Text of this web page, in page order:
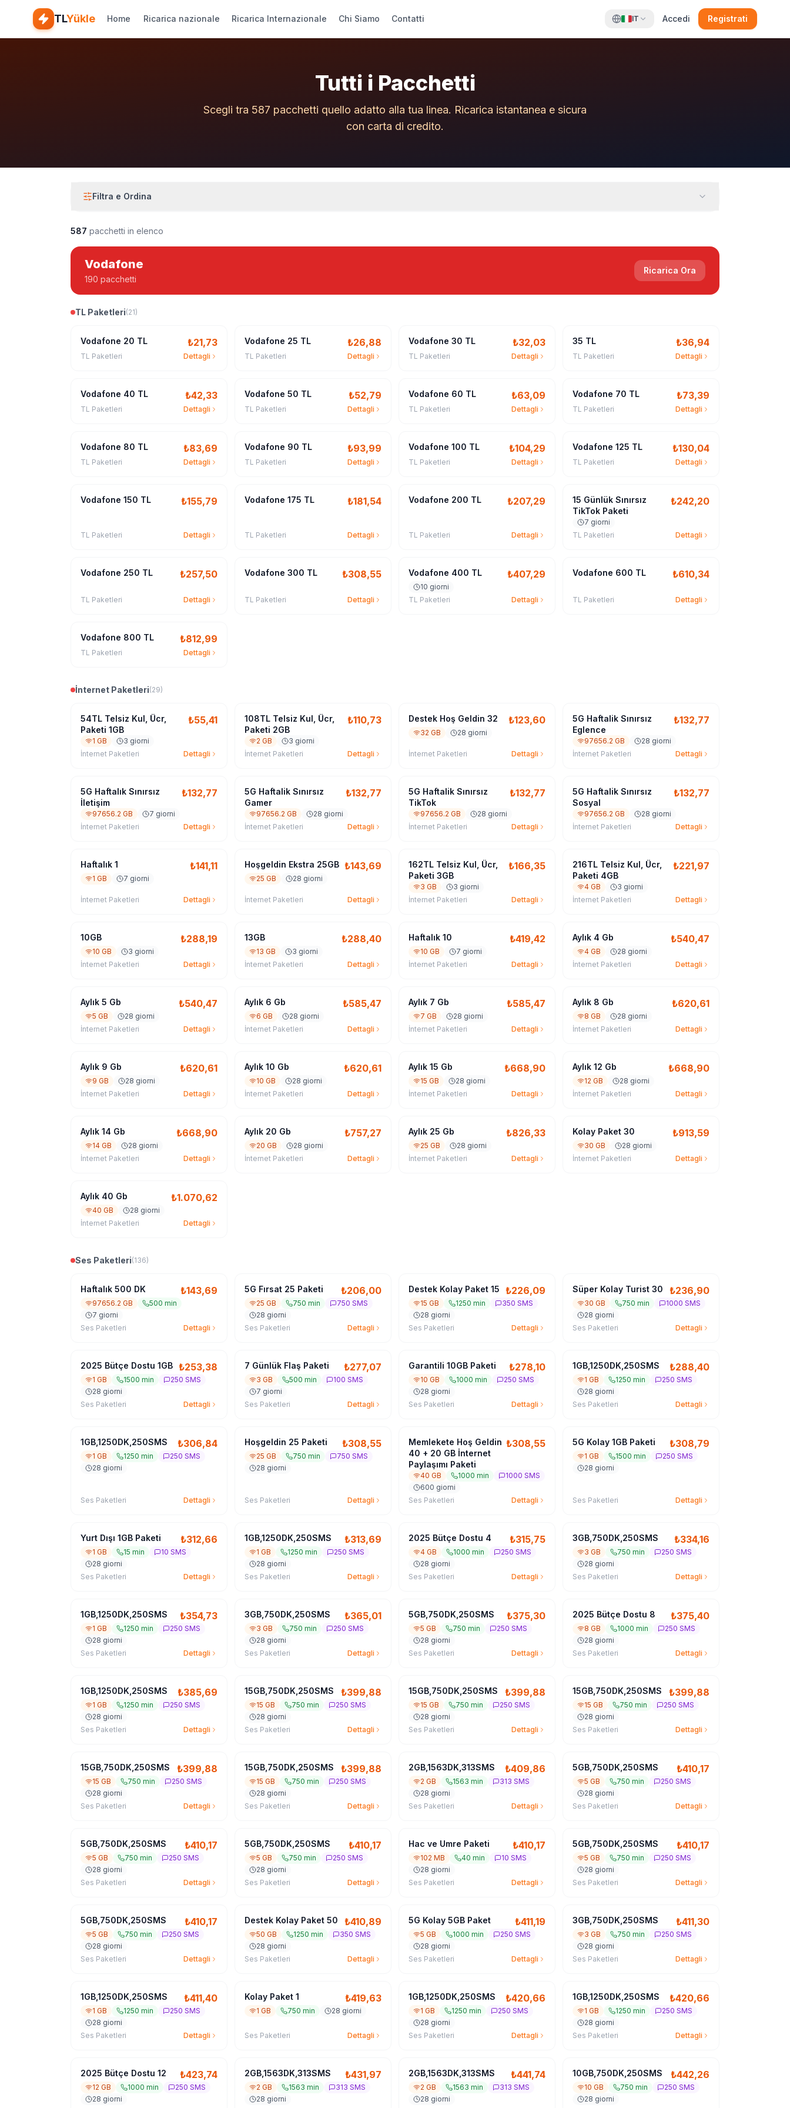
TLYükle Home Ricarica nazionale Ricarica Internazionale Chi Siamo Contatti IT Accedi Registrati
Tutti i Pacchetti
Scegli tra 587 pacchetti quello adatto alla tua linea. Ricarica istantanea e sicura
con carta di credito.
Filtra e Ordina
587 pacchetti in elenco
Vodafone
190 pacchetti
Ricarica Ora
TL Paketleri(21)
Vodafone 20 TL ₺21,73
TL Paketleri Dettagli
Vodafone 25 TL ₺26,88
TL Paketleri Dettagli
Vodafone 30 TL ₺32,03
TL Paketleri Dettagli
35 TL ₺36,94
TL Paketleri Dettagli
Vodafone 40 TL ₺42,33
TL Paketleri Dettagli
Vodafone 50 TL ₺52,79
TL Paketleri Dettagli
Vodafone 60 TL ₺63,09
TL Paketleri Dettagli
Vodafone 70 TL ₺73,39
TL Paketleri Dettagli
Vodafone 80 TL ₺83,69
TL Paketleri Dettagli
Vodafone 90 TL ₺93,99
TL Paketleri Dettagli
Vodafone 100 TL ₺104,29
TL Paketleri Dettagli
Vodafone 125 TL ₺130,04
TL Paketleri Dettagli
Vodafone 150 TL ₺155,79
TL Paketleri Dettagli
Vodafone 175 TL ₺181,54
TL Paketleri Dettagli
Vodafone 200 TL ₺207,29
TL Paketleri Dettagli
15 Günlük Sınırsız
TikTok Paketi
₺242,20
7 giorni
TL Paketleri
Dettagli
Vodafone 250 TL ₺257,50
TL Paketleri Dettagli
Vodafone 300 TL ₺308,55
TL Paketleri Dettagli
Vodafone 400 TL ₺407,29
10 giorni
TL Paketleri
Dettagli
Vodafone 600 TL ₺610,34
TL Paketleri Dettagli
Vodafone 800 TL ₺812,99
TL Paketleri Dettagli
İnternet Paketleri(29)
54TL Telsiz Kul, Ücr,
Paketi 1GB
₺55,41
1 GB
3 giorni
İnternet Paketleri
Dettagli
108TL Telsiz Kul, Ücr,
Paketi 2GB
₺110,73
2 GB
3 giorni
İnternet Paketleri
Dettagli
Destek Hoş Geldin 32 ₺123,60
32 GB 28 giorni
İnternet Paketleri Dettagli
5G Haftalik Sınırsız
Eglence
₺132,77
97656.2 GB
28 giorni
İnternet Paketleri
Dettagli
5G Haftalık Sınırsız
İletişim
₺132,77
97656.2 GB
7 giorni
İnternet Paketleri
Dettagli
5G Haftalik Sınırsız
Gamer
₺132,77
97656.2 GB
28 giorni
İnternet Paketleri
Dettagli
5G Haftalik Sınırsız
TikTok
₺132,77
97656.2 GB
28 giorni
İnternet Paketleri
Dettagli
5G Haftalik Sınırsız
Sosyal
₺132,77
97656.2 GB
28 giorni
İnternet Paketleri
Dettagli
Haftalık 1 ₺141,11
1 GB 7 giorni
İnternet Paketleri Dettagli
Hoşgeldin Ekstra 25GB ₺143,69
25 GB 28 giorni
İnternet Paketleri Dettagli
162TL Telsiz Kul, Ücr,
Paketi 3GB
₺166,35
3 GB
3 giorni
İnternet Paketleri
Dettagli
216TL Telsiz Kul, Ücr,
Paketi 4GB
₺221,97
4 GB
3 giorni
İnternet Paketleri
Dettagli
10GB ₺288,19
10 GB
3 giorni
İnternet Paketleri
Dettagli
13GB ₺288,40
13 GB
3 giorni
İnternet Paketleri
Dettagli
Haftalık 10 ₺419,42
10 GB
7 giorni
İnternet Paketleri
Dettagli
Aylık 4 Gb ₺540,47
4 GB
28 giorni
İnternet Paketleri
Dettagli
Aylık 5 Gb ₺540,47
5 GB
28 giorni
İnternet Paketleri
Dettagli
Aylık 6 Gb ₺585,47
6 GB
28 giorni
İnternet Paketleri
Dettagli
Aylık 7 Gb ₺585,47
7 GB
28 giorni
İnternet Paketleri
Dettagli
Aylık 8 Gb ₺620,61
8 GB
28 giorni
İnternet Paketleri
Dettagli
Aylık 9 Gb ₺620,61
9 GB
28 giorni
İnternet Paketleri
Dettagli
Aylık 10 Gb ₺620,61
10 GB
28 giorni
İnternet Paketleri
Dettagli
Aylık 15 Gb ₺668,90
15 GB
28 giorni
İnternet Paketleri
Dettagli
Aylık 12 Gb ₺668,90
12 GB
28 giorni
İnternet Paketleri
Dettagli
Aylık 14 Gb ₺668,90
14 GB
28 giorni
İnternet Paketleri
Dettagli
Aylık 20 Gb ₺757,27
20 GB
28 giorni
İnternet Paketleri
Dettagli
Aylık 25 Gb ₺826,33
25 GB
28 giorni
İnternet Paketleri
Dettagli
Kolay Paket 30 ₺913,59
30 GB
28 giorni
İnternet Paketleri
Dettagli
Aylık 40 Gb ₺1.070,62
40 GB
28 giorni
İnternet Paketleri
Dettagli
Ses Paketleri(136)
Haftalık 500 DK ₺143,69
97656.2 GB
500 min
7 giorni
Ses Paketleri
Dettagli
5G Fırsat 25 Paketi ₺206,00
25 GB 750 min
750 SMS
28 giorni
Ses Paketleri
Dettagli
Destek Kolay Paket 15 ₺226,09
15 GB 1250 min
350 SMS
28 giorni
Ses Paketleri
Dettagli
Süper Kolay Turist 30 ₺236,90
30 GB 750 min
1000 SMS
28 giorni
Ses Paketleri
Dettagli
2025 Bütçe Dostu 1GB ₺253,38
1 GB 1500 min
250 SMS
28 giorni
Ses Paketleri
Dettagli
7 Günlük Flaş Paketi ₺277,07
3 GB 500 min
100 SMS
7 giorni
Ses Paketleri
Dettagli
Garantili 10GB Paketi ₺278,10
10 GB 1000 min
250 SMS
28 giorni
Ses Paketleri
Dettagli
1GB,1250DK,250SMS ₺288,40
1 GB 1250 min
250 SMS
28 giorni
Ses Paketleri
Dettagli
1GB,1250DK,250SMS ₺306,84
1 GB 1250 min
250 SMS
28 giorni
Ses Paketleri Dettagli
Hoşgeldin 25 Paketi ₺308,55
25 GB 750 min
750 SMS
28 giorni
Ses Paketleri Dettagli
Memlekete Hoş Geldin
40 + 20 GB İnternet
Paylaşımı Paketi
₺308,55
40 GB 1000 min
1000 SMS
600 giorni
Ses Paketleri
Dettagli
5G Kolay 1GB Paketi ₺308,79
1 GB 1500 min
250 SMS
28 giorni
Ses Paketleri Dettagli
Yurt Dışı 1GB Paketi ₺312,66
1 GB 15 min
10 SMS
28 giorni
Ses Paketleri
Dettagli
1GB,1250DK,250SMS ₺313,69
1 GB 1250 min
250 SMS
28 giorni
Ses Paketleri
Dettagli
2025 Bütçe Dostu 4 ₺315,75
4 GB 1000 min
250 SMS
28 giorni
Ses Paketleri
Dettagli
3GB,750DK,250SMS ₺334,16
3 GB 750 min
250 SMS
28 giorni
Ses Paketleri
Dettagli
1GB,1250DK,250SMS ₺354,73
1 GB 1250 min
250 SMS
28 giorni
Ses Paketleri
Dettagli
3GB,750DK,250SMS ₺365,01
3 GB 750 min
250 SMS
28 giorni
Ses Paketleri
Dettagli
5GB,750DK,250SMS ₺375,30
5 GB 750 min
250 SMS
28 giorni
Ses Paketleri
Dettagli
2025 Bütçe Dostu 8 ₺375,40
8 GB 1000 min
250 SMS
28 giorni
Ses Paketleri
Dettagli
1GB,1250DK,250SMS ₺385,69
1 GB 1250 min
250 SMS
28 giorni
Ses Paketleri
Dettagli
15GB,750DK,250SMS ₺399,88
15 GB 750 min
250 SMS
28 giorni
Ses Paketleri
Dettagli
15GB,750DK,250SMS ₺399,88
15 GB 750 min
250 SMS
28 giorni
Ses Paketleri
Dettagli
15GB,750DK,250SMS ₺399,88
15 GB 750 min
250 SMS
28 giorni
Ses Paketleri
Dettagli
15GB,750DK,250SMS ₺399,88
15 GB 750 min
250 SMS
28 giorni
Ses Paketleri
Dettagli
15GB,750DK,250SMS ₺399,88
15 GB 750 min
250 SMS
28 giorni
Ses Paketleri
Dettagli
2GB,1563DK,313SMS ₺409,86
2 GB 1563 min
313 SMS
28 giorni
Ses Paketleri
Dettagli
5GB,750DK,250SMS ₺410,17
5 GB 750 min
250 SMS
28 giorni
Ses Paketleri
Dettagli
5GB,750DK,250SMS ₺410,17
5 GB 750 min
250 SMS
28 giorni
Ses Paketleri
Dettagli
5GB,750DK,250SMS ₺410,17
5 GB 750 min
250 SMS
28 giorni
Ses Paketleri
Dettagli
Hac ve Umre Paketi ₺410,17
102 MB 40 min
10 SMS
28 giorni
Ses Paketleri
Dettagli
5GB,750DK,250SMS ₺410,17
5 GB 750 min
250 SMS
28 giorni
Ses Paketleri
Dettagli
5GB,750DK,250SMS ₺410,17
5 GB 750 min
250 SMS
28 giorni
Ses Paketleri
Dettagli
Destek Kolay Paket 50 ₺410,89
50 GB 1250 min
350 SMS
28 giorni
Ses Paketleri
Dettagli
5G Kolay 5GB Paket ₺411,19
5 GB 1000 min
250 SMS
28 giorni
Ses Paketleri
Dettagli
3GB,750DK,250SMS ₺411,30
3 GB 750 min
250 SMS
28 giorni
Ses Paketleri
Dettagli
1GB,1250DK,250SMS ₺411,40
1 GB 1250 min
250 SMS
28 giorni
Ses Paketleri
Dettagli
Kolay Paket 1 ₺419,63
1 GB 750 min 28 giorni
Ses Paketleri Dettagli
1GB,1250DK,250SMS ₺420,66
1 GB 1250 min
250 SMS
28 giorni
Ses Paketleri
Dettagli
1GB,1250DK,250SMS ₺420,66
1 GB 1250 min
250 SMS
28 giorni
Ses Paketleri
Dettagli
2025 Bütçe Dostu 12 ₺423,74
12 GB 1000 min
250 SMS
28 giorni
2GB,1563DK,313SMS ₺431,97
2 GB 1563 min
313 SMS
28 giorni
2GB,1563DK,313SMS ₺441,74
2 GB 1563 min
313 SMS
28 giorni
10GB,750DK,250SMS ₺442,26
10 GB 750 min
250 SMS
28 giorni